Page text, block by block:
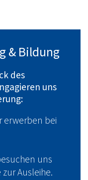
& Bildung
des
uns
erwerben bei
uns
Ausleihe.